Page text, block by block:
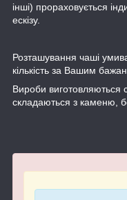
інші) прораховується
ескізу.
Розташування чаші
кількість за Вашим
Вироби виготовляються
складаються з каменю,